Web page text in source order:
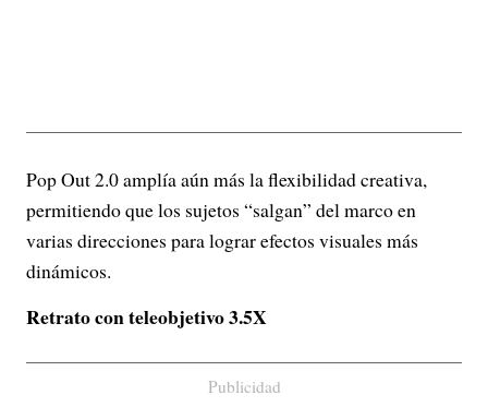
Pop Out 2.0 amplía aún más la flexibilidad creativa,
permitiendo que los sujetos “salgan” del marco en
varias direcciones para lograr efectos visuales más
dinámicos.
Retrato con teleobjetivo 3.5X
Publicidad